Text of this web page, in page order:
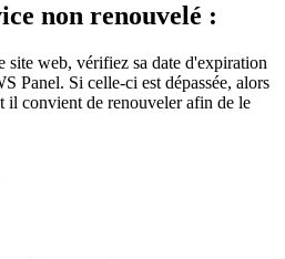
non renouvelé :
site web, vérifiez sa date d'expiration
Panel. Si celle-ci est dépassée, alors
il convient de renouveler afin de le